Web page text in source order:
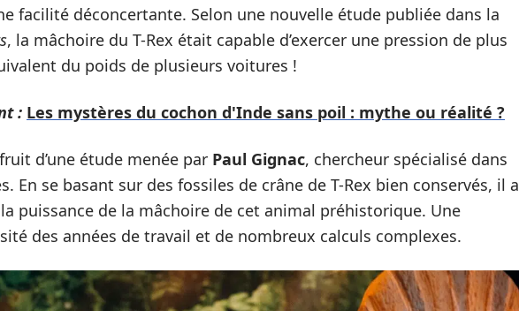
facilité déconcertante. Selon une nouvelle étude publiée dans la
, la mâchoire du T-Rex était capable d’exercer une pression de plus
du poids de plusieurs voitures !
: Les mystères du cochon d'Inde sans poil : mythe ou réalité ?
d’une étude menée par Paul Gignac, chercheur spécialisé dans
En se basant sur des fossiles de crâne de T-Rex bien conservés, il a
puissance de la mâchoire de cet animal préhistorique. Une
des années de travail et de nombreux calculs complexes.